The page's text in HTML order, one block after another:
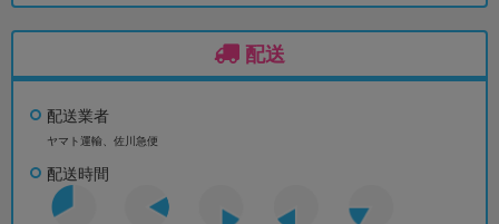
配送
配送業者
ヤマト運輸、佐川急便
配送時間